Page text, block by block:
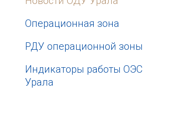
Операционная зона
РДУ операционной зоны
Индикаторы работы ОЭС
Урала